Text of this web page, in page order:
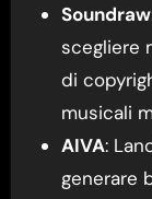
Soundraw
scegliere
di
musicali
AIVA:
generare